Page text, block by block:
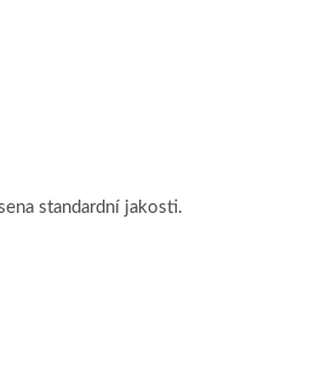
standardní jakosti.